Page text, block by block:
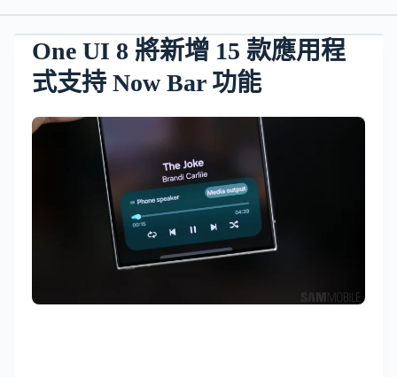
One UI 8 將新增 15 款應用程
式支持 Now Bar 功能